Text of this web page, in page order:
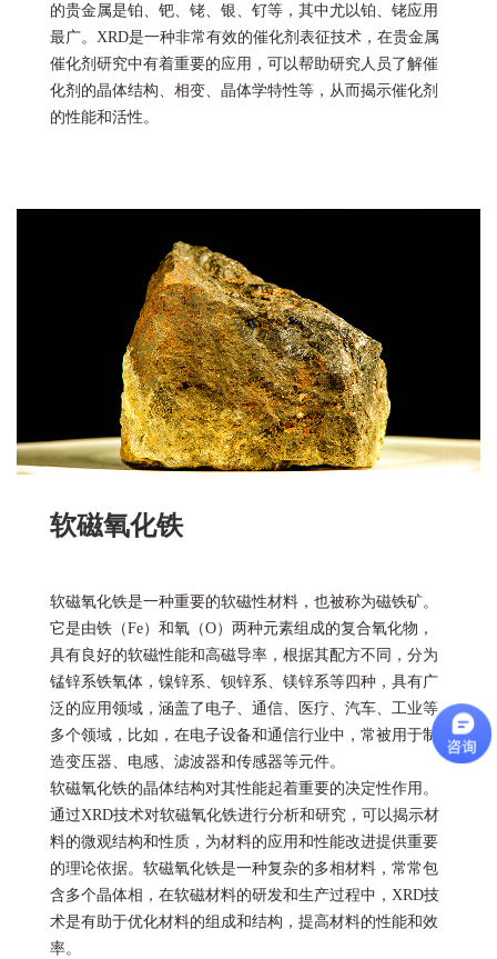
的贵金属是铂、钯、铑、银、钌等，其中尤以铂、铑应用
最广。XRD是一种非常有效的催化剂表征技术，在贵金属
催化剂研究中有着重要的应用，可以帮助研究人员了解催
化剂的晶体结构、相变、晶体学特性等，从而揭示催化剂
的性能和活性。
软磁氧化铁
软磁氧化铁是一种重要的软磁性材料，也被称为磁铁矿。
它是由铁（Fe）和氧（O）两种元素组成的复合氧化物，
具有良好的软磁性能和高磁导率，根据其配方不同，分为
锰锌系铁氧体，镍锌系、钡锌系、镁锌系等四种，具有广
泛的应用领域，涵盖了电子、通信、医疗、汽车、工业等
多个领域，比如，在电子设备和通信行业中，常被用于制
造变压器、电感、滤波器和传感器等元件。
软磁氧化铁的晶体结构对其性能起着重要的决定性作用。
通过XRD技术对软磁氧化铁进行分析和研究，可以揭示材
料的微观结构和性质，为材料的应用和性能改进提供重要
的理论依据。软磁氧化铁是一种复杂的多相材料，常常包
含多个晶体相，在软磁材料的研发和生产过程中，XRD技
术是有助于优化材料的组成和结构，提高材料的性能和效
率。